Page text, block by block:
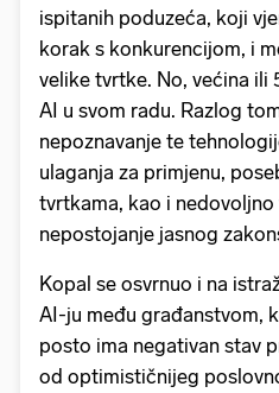
ispitanih poduzeća, koji
korak s konkurencijom, i
velike tvrtke. No, većina ili
AI u svom radu. Razlog
nepoznavanje te
ulaganja za primjenu,
tvrtkama, kao i
nepostojanje jasnog
Kopal se osvrnuo i na
AI-ju među građanstvom,
posto ima negativan stav
od optimističnijeg